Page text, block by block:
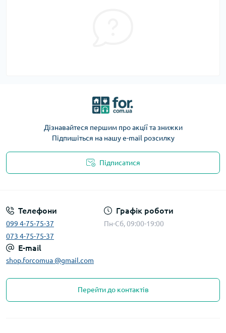
Дізнавайтеся першим про акції та знижки
Підпишіться на нашу e-mail розсилку
Підписатися
Телефони
099 4-75-75-37
073 4-75-75-37
Графік роботи
Пн-Сб, 09:00-19:00
E-mail
shop.forcomua @gmail.com
Перейти до контактів